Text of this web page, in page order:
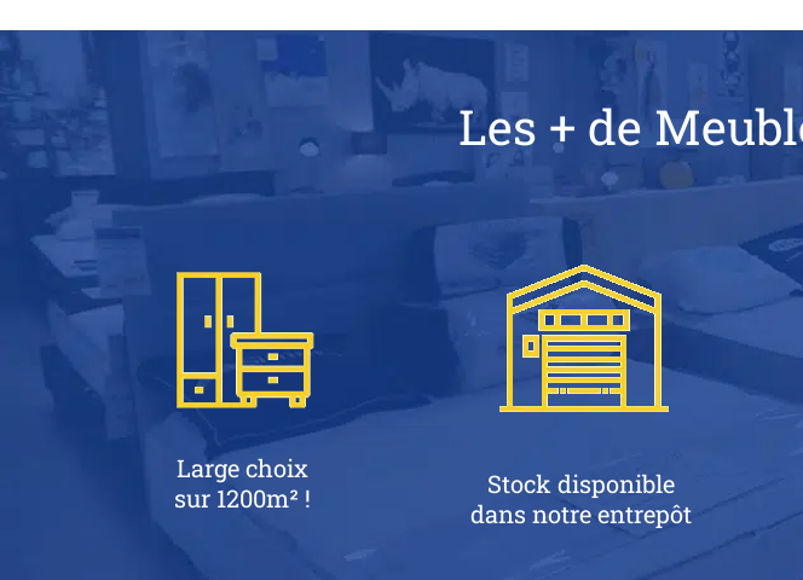
Les + de
Large choix
sur 1200m² !
Stock disponible
dans notre entrepôt